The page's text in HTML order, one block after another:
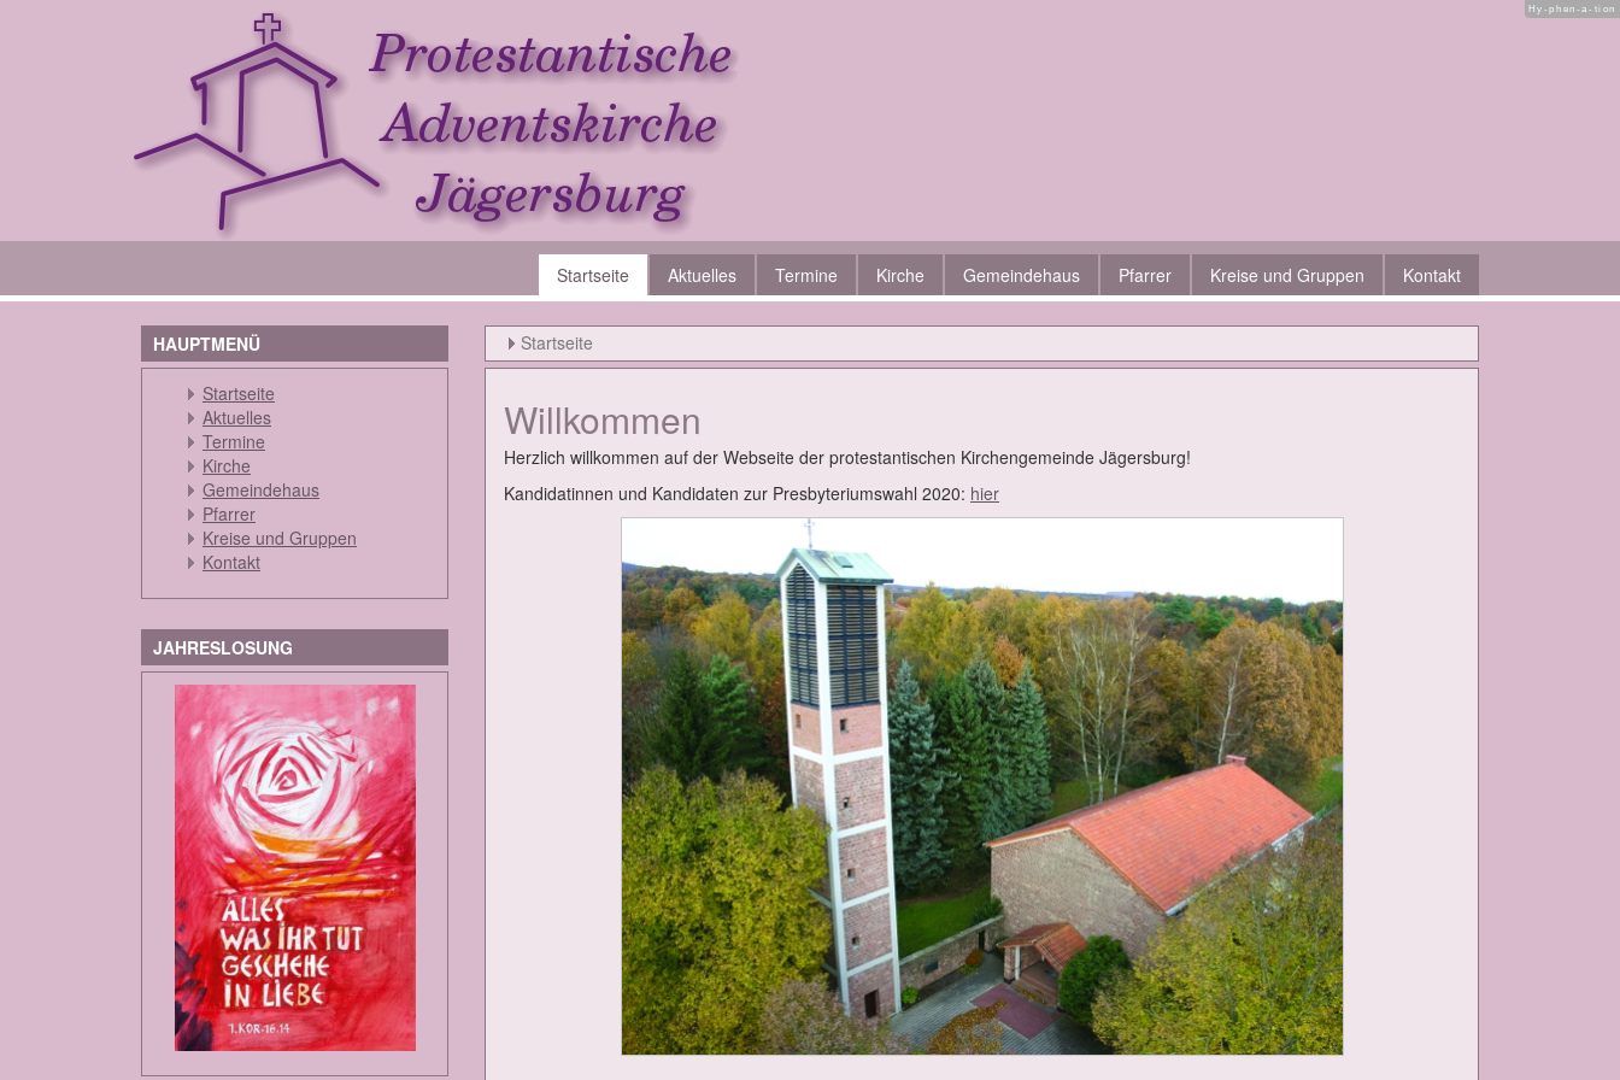
Startseite Aktuelles Termine Kirche Gemeindehaus Pfarrer Kreise und Gruppen Kontakt
HAUPTMENÜ
Startseite
Aktuelles
Termine
Kirche
Gemeindehaus
Pfarrer
Kreise und Gruppen
Kontakt
JAHRESLOSUNG
Startseite
Will­kom­men
Herz­lich will­kom­men auf der Web­sei­te der pro­tes­tan­ti­schen Kir­chen­ge­mein­de Jä­gers­burg!
Kan­di­da­tin­nen und Kan­di­da­ten zur Pres­by­te­ri­ums­wahl 2020: hier
Hy-phen-a-tion